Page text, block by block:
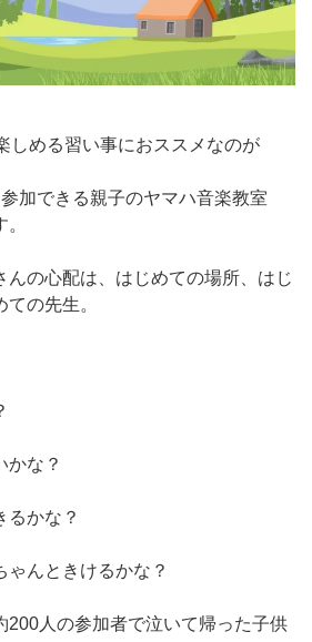
しめる習い事におススメなのが
加できる親子のヤマハ音楽教室
んの心配は、はじめての場所、はじ
の先生。
かな？
るかな？
ゃんときけるかな？
200人の参加者で泣いて帰った子供